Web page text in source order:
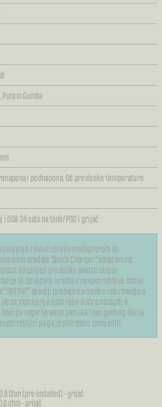
Putem Gumba
i podnapona,Od previsoke temperature
DOA 24 sata na tank/POD i grijač
punjenje zidnim strujnim adapterom do
uređaja "Quick Charger" adapterima
da uslijed prevelike jakosti struje
ili dovedete uređaj u neupotrebljivo stanje.
sekciji predaje korisniku informaciju o
se mora prije upotrebe dobro natopiti e-
do sagorijevanja pamuka i neugodnog okusa
pa ga je potrebno zamijeniti.
Ohm (pre-installed) – grijač
ohm – grijač